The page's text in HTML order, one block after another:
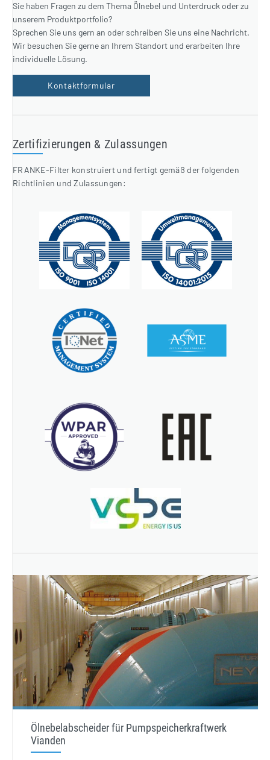
Sie haben Fragen zu dem Thema Ölnebel und Unterdruck oder zu
unserem Produktportfolio?
Sprechen Sie uns gern an oder schreiben Sie uns eine Nachricht.
Wir besuchen Sie gerne an Ihrem Standort und erarbeiten Ihre
individuelle Lösung.
Kontaktformular
Zertifizierungen & Zulassungen
FRANKE-Filter konstruiert und fertigt gemäß der folgenden
Richtlinien und Zulassungen:
Ölnebelabscheider für Pumpspeicherkraftwerk
Vianden